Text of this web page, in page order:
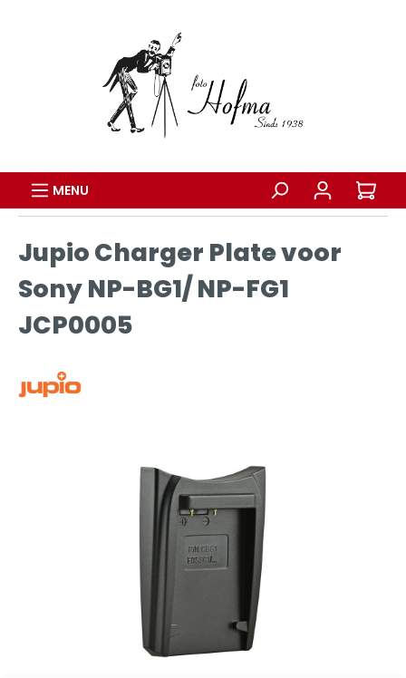
MENU
Jupio Charger Plate voor
Sony NP-BG1/ NP-FG1
JCP0005